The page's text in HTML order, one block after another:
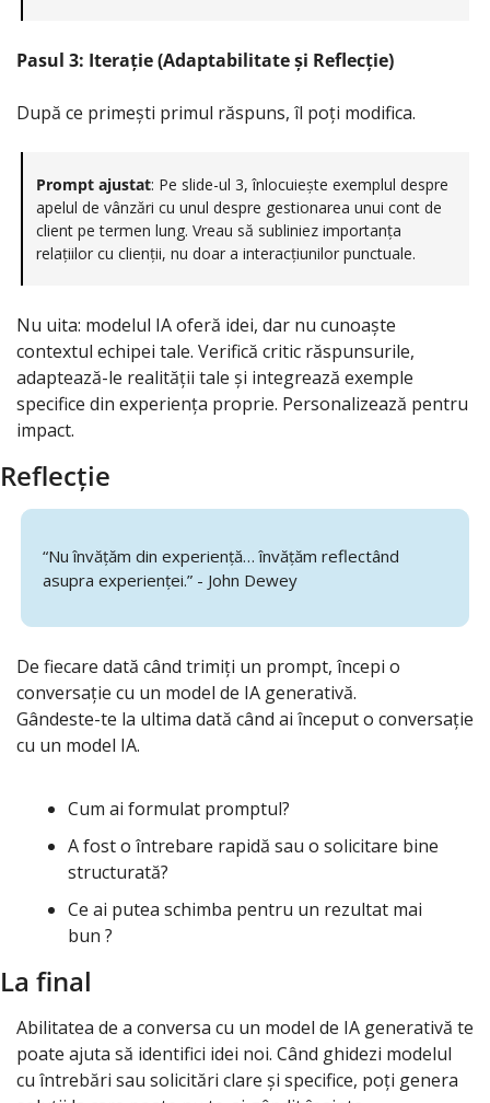
Pasul 3: Iterație (Adaptabilitate și Reflecție)
După ce primești primul răspuns, îl poți modifica.
Prompt ajustat: Pe slide-ul 3, înlocuiește exemplul despre
apelul de vânzări cu unul despre gestionarea unui cont de
client pe termen lung. Vreau să subliniez importanța
relațiilor cu clienții, nu doar a interacțiunilor punctuale.
Nu uita: modelul IA oferă idei, dar nu cunoaște
contextul echipei tale. Verifică critic răspunsurile,
adaptează-le realității tale și integrează exemple
specifice din experiența proprie. Personalizează pentru
impact.
Reflecție
“Nu învățăm din experiență… învățăm reflectând
asupra experienței.” - John Dewey
De fiecare dată când trimiți un prompt, începi o
conversație cu un model de IA generativă.
Gândeste-te la ultima dată când ai început o conversație
cu un model IA.
Cum ai formulat promptul?
A fost o întrebare rapidă sau o solicitare bine
structurată?
Ce ai putea schimba pentru un rezultat mai
bun ?
La final
Abilitatea de a conversa cu un model de IA generativă te
poate ajuta să identifici idei noi. Când ghidezi modelul
cu întrebări sau solicitări clare și specifice, poți genera